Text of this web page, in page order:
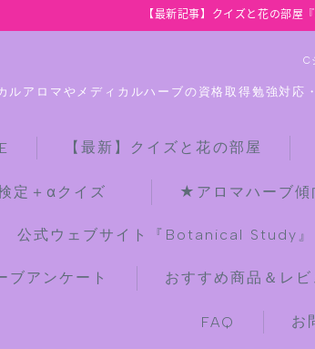
【最新記事】クイズと花の部
C
ルアロマやメディカルハーブの資格取得勉強対
【最新】クイズと花の部屋
定＋αクイズ ★アロマハーブ傾
公式ウェブサイト『Botanical Study』
ブアンケート おすすめ商品＆レビ
FAQ お
【最新】ク
★全種/アロ